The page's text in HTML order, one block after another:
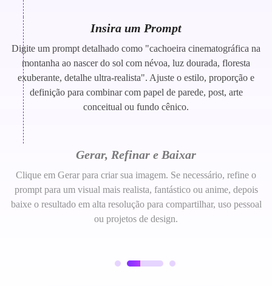
Insira um Prompt
Digite um prompt detalhado como "cachoeira cinematográfica na
montanha ao nascer do sol com névoa, luz dourada, floresta
exuberante, detalhe ultra-realista". Ajuste o estilo, proporção e
definição para combinar com papel de parede, post, arte
conceitual ou fundo cênico.
Gerar, Refinar e Baixar
Clique em Gerar para criar sua imagem. Se necessário, refine o
prompt para um visual mais realista, fantástico ou anime, depois
baixe o resultado em alta resolução para compartilhar, uso pessoal
ou projetos de design.